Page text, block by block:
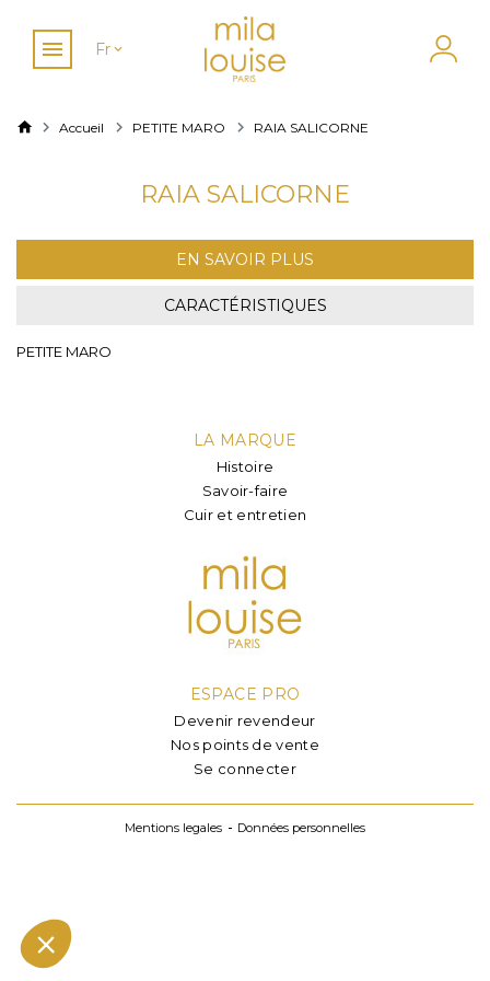
Fr
Accueil PETITE MARO RAIA SALICORNE
RAIA SALICORNE
EN SAVOIR PLUS
CARACTÉRISTIQUES
PETITE MARO
LA MARQUE
Histoire
Savoir-faire
Cuir et entretien
ESPACE PRO
Devenir revendeur
Nos points de vente
Se connecter
Mentions legales Données personnelles